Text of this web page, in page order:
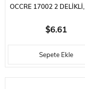
OCCRE 17002 2 DELIKLI,
KALDIRMA BLOKLARI,
20 ADET
$6.61
Sepete Ekle